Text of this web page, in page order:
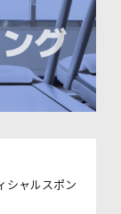
シャルスポン